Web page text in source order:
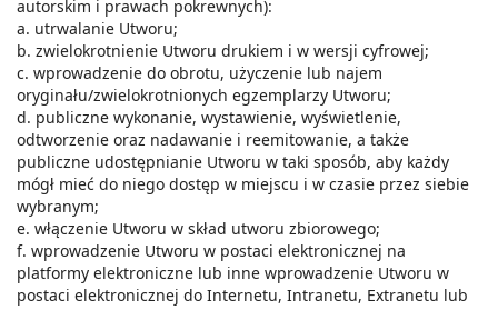
autorskim i prawach pokrewnych):
a. utrwalanie Utworu;
b. zwielokrotnienie Utworu drukiem i w wersji cyfrowej;
c. wprowadzenie do obrotu, użyczenie lub najem
oryginału/zwielokrotnionych egzemplarzy Utworu;
d. publiczne wykonanie, wystawienie, wyświetlenie,
odtworzenie oraz nadawanie i reemitowanie, a także
publiczne udostępnianie Utworu w taki sposób, aby każdy
mógł mieć do niego dostęp w miejscu i w czasie przez siebie
wybranym;
e. włączenie Utworu w skład utworu zbiorowego;
f. wprowadzenie Utworu w postaci elektronicznej na
platformy elektroniczne lub inne wprowadzenie Utworu w
postaci elektronicznej do Internetu, Intranetu, Extranetu lub